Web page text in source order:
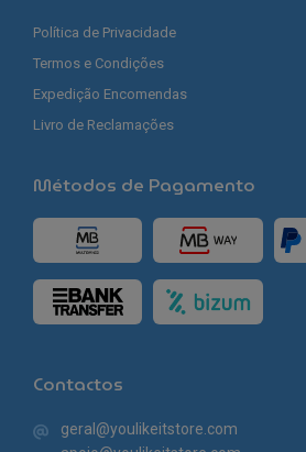
Política de Privacidade
Termos e Condições
Expedição Encomendas
Livro de Reclamações
Métodos de Pagamento
Contactos
geral@youlikeitstore.com